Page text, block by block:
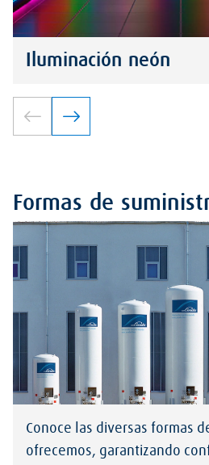
Iluminación neón
Formas de
Conoce las diversas formas
ofrecemos, garantizando